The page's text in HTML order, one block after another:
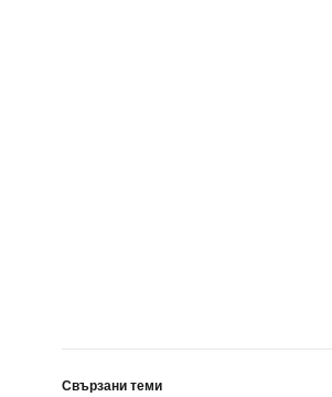
Свързани теми